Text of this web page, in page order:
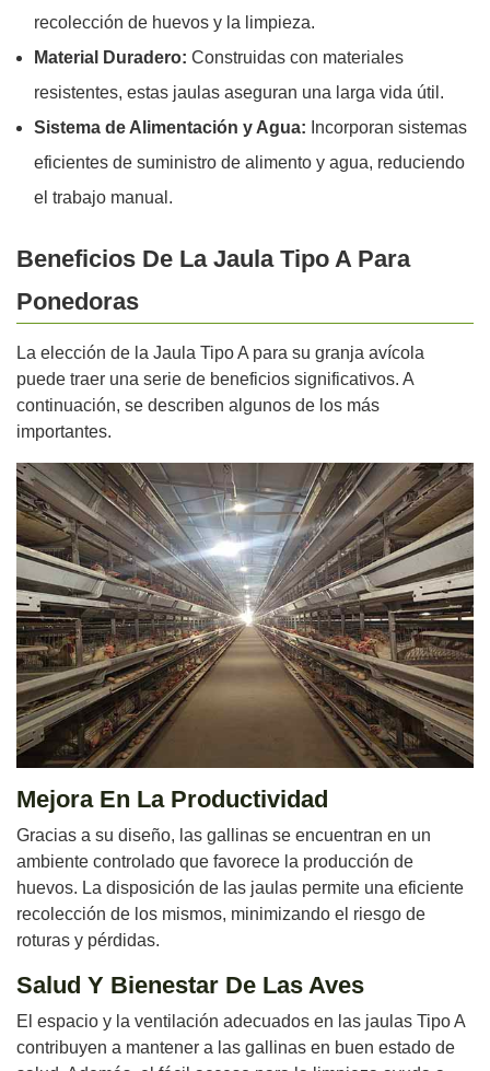
recolección de huevos y la limpieza.
Material Duradero: Construidas con materiales
resistentes, estas jaulas aseguran una larga vida útil.
Sistema de Alimentación y Agua: Incorporan sistemas
eficientes de suministro de alimento y agua, reduciendo
el trabajo manual.
Beneficios De La Jaula Tipo A Para
Ponedoras
La elección de la Jaula Tipo A para su granja avícola
puede traer una serie de beneficios significativos. A
continuación, se describen algunos de los más
importantes.
Mejora En La Productividad
Gracias a su diseño, las gallinas se encuentran en un
ambiente controlado que favorece la producción de
huevos. La disposición de las jaulas permite una eficiente
recolección de los mismos, minimizando el riesgo de
roturas y pérdidas.
Salud Y Bienestar De Las Aves
El espacio y la ventilación adecuados en las jaulas Tipo A
contribuyen a mantener a las gallinas en buen estado de